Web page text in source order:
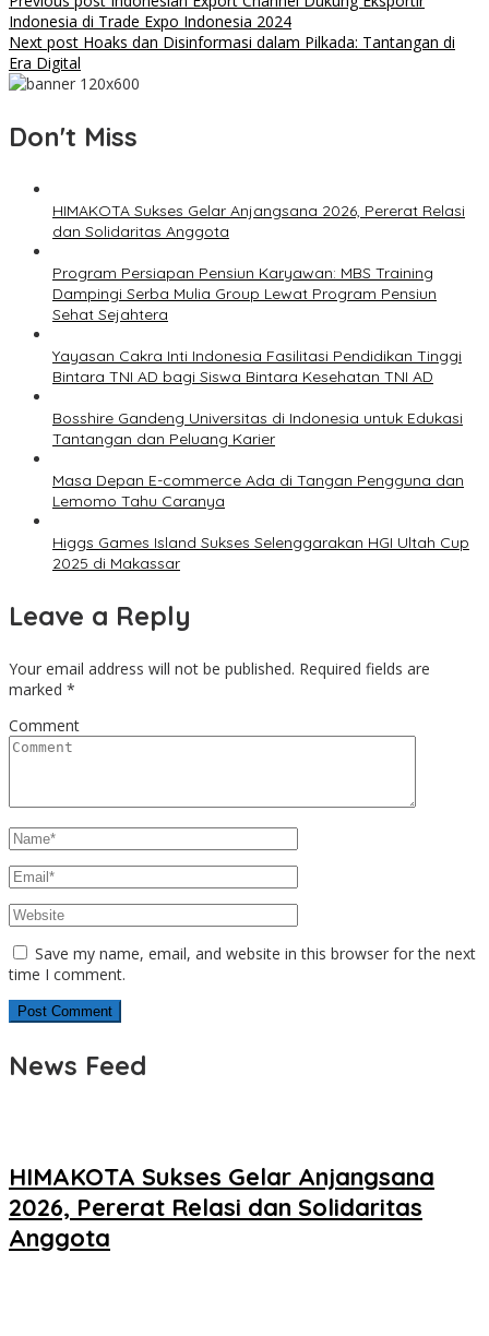
Indonesia di Trade Expo Indonesia 2024
Next post Hoaks dan Disinformasi dalam Pilkada: Tantangan di
Era Digital
Don't Miss
HIMAKOTA Sukses Gelar Anjangsana 2026, Pererat Relasi
dan Solidaritas Anggota
Program Persiapan Pensiun Karyawan: MBS Training
Dampingi Serba Mulia Group Lewat Program Pensiun
Sehat Sejahtera
Yayasan Cakra Inti Indonesia Fasilitasi Pendidikan Tinggi
Bintara TNI AD bagi Siswa Bintara Kesehatan TNI AD
Bosshire Gandeng Universitas di Indonesia untuk Edukasi
Tantangan dan Peluang Karier
Masa Depan E-commerce Ada di Tangan Pengguna dan
Lemomo Tahu Caranya
Higgs Games Island Sukses Selenggarakan HGI Ultah Cup
2025 di Makassar
Leave a Reply
Your email address will not be published. Required fields are
marked *
Comment
Save my name, email, and website in this browser for the next
time I comment.
News Feed
HIMAKOTA Sukses Gelar Anjangsana
2026, Pererat Relasi dan Solidaritas
Anggota